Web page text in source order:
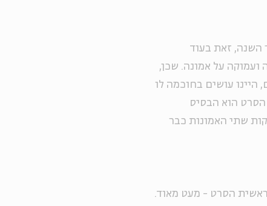
השנה, זאת בעוד
ועמוקה על אמונה. שכן,
היינו עושים בחוכמה לו
הסרט הוא הבסיס
שתי האמונות כבר
הסרט - מעט מאוד.